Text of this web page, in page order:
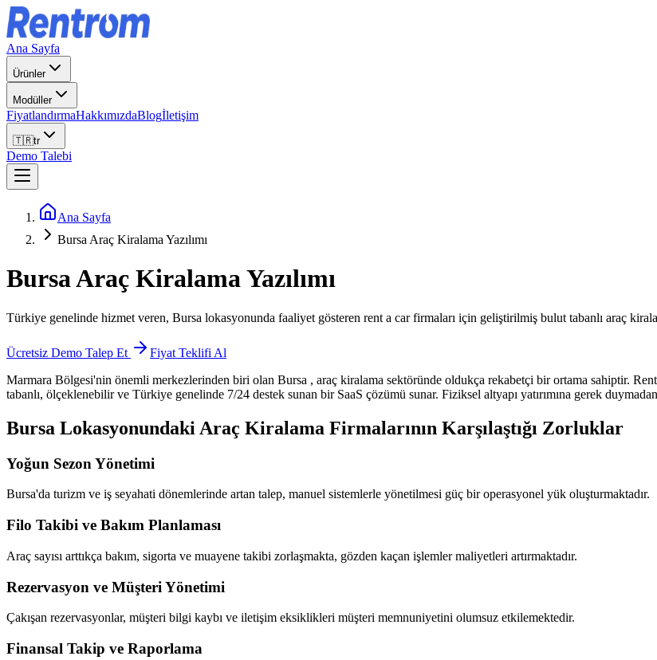
Ana Sayfa
Ürünler
Modüller
FiyatlandırmaHakkımızdaBlogİletişim
🇹🇷tr
Demo Talebi
Ana Sayfa
Bursa Araç Kiralama Yazılımı
BursaAraç Kiralama Yazılımı
Türkiye genelinde hizmet veren, Bursa lokasyonunda faaliyet gösteren rent a car firmaları için geliştirilmiş bulut tabanlı araç
Ücretsiz Demo Talep Et
Fiyat Teklifi Al
Marmara Bölgesi'nin önemli merkezlerinden biri olan Bursa , araç kiralama sektöründe oldukça rekabetçi bir ortama sahiptir.
tabanlı, ölçeklenebilir ve Türkiye genelinde 7/24 destek sunan bir SaaS çözümü sunar. Fiziksel altyapı yatırımına gerek
Bursa Lokasyonundaki Araç Kiralama Firmalarının Karşılaştığı Zorluklar
Yoğun Sezon Yönetimi
Bursa'da turizm ve iş seyahati dönemlerinde artan talep, manuel sistemlerle yönetilmesi güç bir operasyonel yük oluşturmaktadır.
Filo Takibi ve Bakım Planlaması
Araç sayısı arttıkça bakım, sigorta ve muayene takibi zorlaşmakta, gözden kaçan işlemler maliyetleri artırmaktadır.
Rezervasyon ve Müşteri Yönetimi
Çakışan rezervasyonlar, müşteri bilgi kaybı ve iletişim eksiklikleri müşteri memnuniyetini olumsuz etkilemektedir.
Finansal Takip ve Raporlama